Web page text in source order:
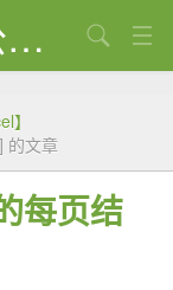
ExcelOffice【微信公众号：水星Excel】
】
] 的文章
每页结